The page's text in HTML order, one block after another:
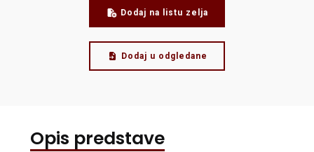
Dodaj na listu zelja
Dodaj u odgledane
Opis predstave